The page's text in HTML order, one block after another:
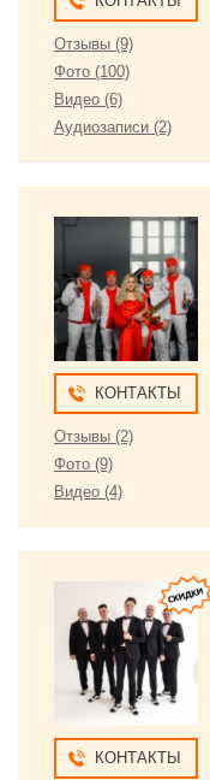
Отзывы (9)
Фото (100)
Видео (6)
Аудиозаписи (2)
КОНТАКТЫ
Отзывы (2)
Фото (9)
Видео (4)
КОНТАКТЫ